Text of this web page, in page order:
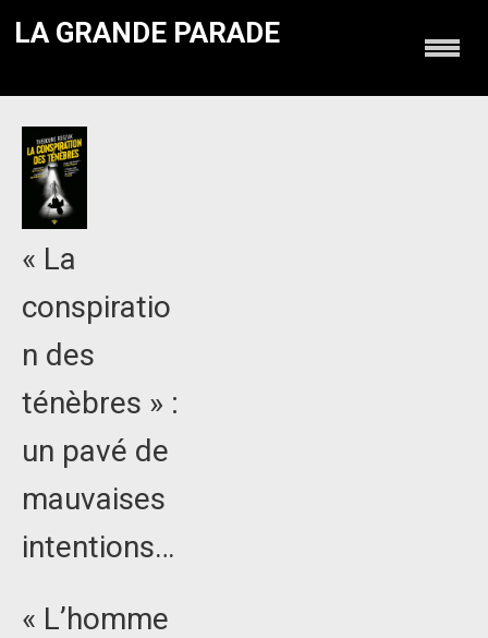
LA GRANDE PARADE
« La
conspiratio
n des
ténèbres » :
un pavé de
mauvaises
intentions…
« L’homme